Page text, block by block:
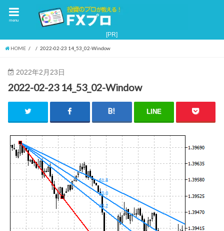
menu
HOME 2022-02-23 14_53_02-Window
2022年2月23日
2022-02-23 14_53_02-Window
LINE